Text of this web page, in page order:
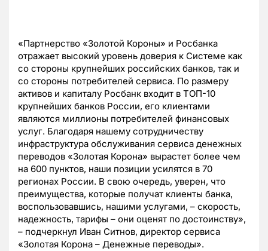
«Партнерство «Золотой Короны» и Росбанка
отражает высокий уровень доверия к Системе как
со стороны крупнейших российских банков, так и
со стороны потребителей сервиса. По размеру
активов и капиталу Росбанк входит в ТОП-10
крупнейших банков России, его клиентами
являются миллионы потребителей финансовых
услуг. Благодаря нашему сотрудничеству
инфраструктура обслуживания сервиса денежных
переводов «Золотая Корона» вырастет более чем
на 600 пунктов, наши позиции усилятся в 70
регионах России. В свою очередь, уверен, что
преимущества, которые получат клиенты банка,
воспользовавшись, нашими услугами, – скорость,
надежность, тарифы – они оценят по достоинству»,
– подчеркнул Иван Ситнов, директор сервиса
«Золотая Корона – Денежные переводы».